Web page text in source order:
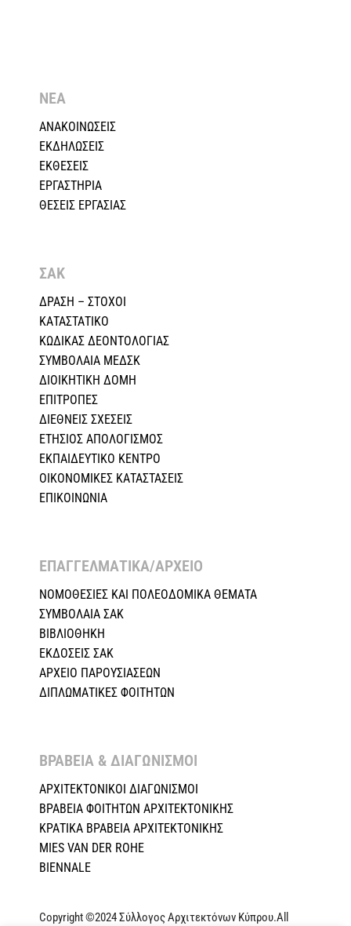
ΝΕΑ
ΑΝΑΚΟΙΝΩΣΕΙΣ
ΕΚΔΗΛΩΣΕΙΣ
ΕΚΘΕΣΕΙΣ
ΕΡΓΑΣΤΗΡΙΑ
ΘΕΣΕΙΣ ΕΡΓΑΣΙΑΣ
ΣΑΚ
ΔΡΑΣΗ – ΣΤΟΧΟΙ
ΚΑΤΑΣΤΑΤΙΚΟ
ΚΩΔΙΚΑΣ ΔΕΟΝΤΟΛΟΓΙΑΣ
ΣΥΜΒΟΛΑΙΑ ΜΕΔΣΚ
ΔΙΟΙΚΗΤΙΚΗ ΔΟΜΗ
ΕΠΙΤΡΟΠΕΣ
ΔΙΕΘΝΕΙΣ ΣΧΕΣEIΣ
ΕΤΗΣΙΟΣ ΑΠΟΛΟΓΙΣΜΟΣ
ΕΚΠΑΙΔΕΥΤΙΚΟ ΚΕΝΤΡΟ
ΟΙΚΟΝΟΜΙΚΕΣ ΚΑΤΑΣΤΑΣΕΙΣ
ΕΠΙΚΟΙΝΩΝΙΑ
ΕΠΑΓΓΕΛΜΑΤΙΚΑ/ΑΡΧΕΙΟ ​
ΝΟΜΟΘΕΣΙΕΣ KAI ΠΟΛΕΟΔΟΜΙΚΑ ΘΕΜΑΤΑ
ΣΥΜΒΟΛΑΙΑ ΣΑΚ
ΒΙΒΛΙΟΘΗΚΗ
ΕΚΔΟΣΕΙΣ ΣΑΚ
ΑΡΧΕΙΟ ΠΑΡΟΥΣΙΑΣΕΩΝ
ΔΙΠΛΩΜΑΤΙΚΕΣ ΦΟΙΤΗΤΩΝ
ΒΡΑΒΕΙΑ & ΔΙΑΓΩΝΙΣΜΟΙ ​
ΑΡΧΙΤΕΚΤΟΝΙΚΟΙ ΔΙΑΓΩΝΙΣΜΟΙ
ΒΡΑΒΕΙΑ ΦΟΙΤΗΤΩΝ ΑΡΧΙΤΕΚΤΟΝΙΚΗΣ
ΚΡΑΤΙΚΑ ΒΡΑΒΕΙΑ ΑΡΧΙΤΕΚΤΟΝΙΚΗΣ
MIES VAN DER ROHE
BIENNALE
Copyright ©2024 Σύλλογος Αρχιτεκτόνων Κύπρου.All